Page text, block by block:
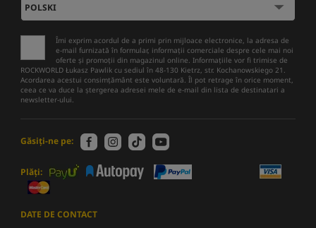
Îmi exprim acordul de a primi prin mijloace electronice, la adresa de
e-mail furnizată în formular, informații comerciale despre cele mai noi
oferte și promoții din magazinul online. Informațiile vor fi trimise de
ROCKWORLD Łukasz Pawlik cu sediul în 48-130 Kietrz, str. Kochanowskiego 21.
Acordarea acestui consimțământ este voluntară. Îl pot retrage în orice moment,
ceea ce va duce la ștergerea adresei mele de e-mail din lista de destinatari a
newsletter-ului.
Găsiți-ne pe:
Plăți:
DATE DE CONTACT